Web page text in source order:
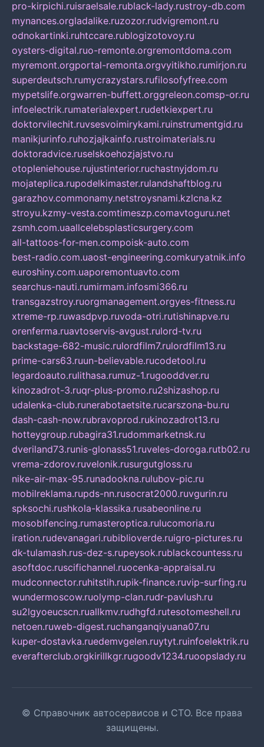
pro-kirpichi.ruisraelsale.rublack-lady.rustroy-db.com
mynances.orgladalike.ruzozor.rudvigremont.ru
odnokartinki.ruhtccare.rublogizotovoy.ru
oysters-digital.ruo-remonte.orgremontdoma.com
myremont.orgportal-remonta.orgvyitikho.rumirjon.ru
superdeutsch.rumycrazystars.rufilosofyfree.com
mypetslife.orgwarren-buffett.orggreleon.comsp-or.ru
infoelectrik.rumaterialexpert.rudetkiexpert.ru
doktorvilechit.ruvsesvoimirykami.ruinstrumentgid.ru
manikjurinfo.ruhozjajkainfo.rustroimaterials.ru
doktoradvice.ruselskoehozjajstvo.ru
otopleniehouse.rujustinterior.ruchastnyjdom.ru
mojateplica.rupodelkimaster.rulandshaftblog.ru
garazhov.commonamy.netstroysnami.kzlcna.kz
stroyu.kzmy-vesta.comtimeszp.comavtoguru.net
zsmh.com.uaallcelebsplasticsurgery.com
all-tattoos-for-men.compoisk-auto.com
best-radio.com.uaost-engineering.comkuryatnik.info
euroshiny.com.uaporemontuavto.com
searchus-nauti.rumirmam.infosmi366.ru
transgazstroy.ruorgmanagement.orgyes-fitness.ru
xtreme-rp.ruwasdpvp.ruvoda-otri.rutishinapve.ru
orenferma.ruavtoservis-avgust.rulord-tv.ru
backstage-682-music.rulordfilm7.rulordfilm13.ru
prime-cars63.ruun-believable.rucodetool.ru
legardoauto.rulithasa.rumuz-1.rugooddver.ru
kinozadrot-3.ruqr-plus-promo.ru2shizashop.ru
udalenka-club.runerabotaetsite.rucarszona-bu.ru
dash-cash-now.rubravoprod.rukinozadrot13.ru
hotteygroup.rubagira31.rudommarketnsk.ru
dveriland73.runis-glonass51.ruveles-doroga.rutb02.ru
vrema-zdorov.ruvelonik.rusurgutgloss.ru
nike-air-max-95.runadookna.rulubov-pic.ru
mobilreklama.rupds-nn.rusocrat2000.ruvgurin.ru
spksochi.rushkola-klassika.rusabeonline.ru
mosoblfencing.rumasteroptica.rulucomoria.ru
iration.rudevanagari.rubiblioverde.ruigro-pictures.ru
dk-tulamash.rus-dez-s.rupeysok.rublackcountess.ru
asoftdoc.ruscifichannel.ruocenka-appraisal.ru
mudconnector.ruhitstih.rupik-finance.ruvip-surfing.ru
wundermoscow.ruolymp-clan.rudr-pavlush.ru
su2lgyoeucscn.ruallkmv.rudhgfd.rutesotomeshell.ru
netoen.ruweb-digest.ruchanganqiyuana07.ru
kuper-dostavka.ruedemvgelen.ruytyt.ruinfoelektrik.ru
everafterclub.orgkirillkgr.rugoodv1234.ruoopslady.ru
© Справочник автосервисов и СТО. Все права
защищены.